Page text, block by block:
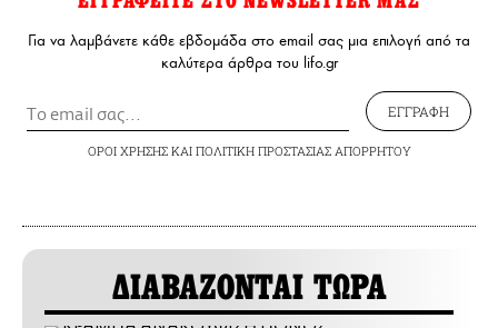
Για να λαμβάνετε κάθε εβδομάδα στο email σας μια επιλογή από τα
καλύτερα άρθρα του lifo.gr
ΕΓΓΡΑΦΗ
ΟΡΟΙ ΧΡΗΣΗΣΚΑΙ ΠΟΛΙΤΙΚΗ ΠΡΟΣΤΑΣΙΑΣ ΑΠΟΡΡΗΤΟΥ
ΔΙΑΒΑΖΟΝΤΑΙ ΤΩΡΑ